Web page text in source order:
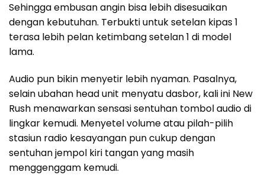
Sehingga embusan angin bisa lebih disesuaikan
dengan kebutuhan. Terbukti untuk setelan kipas 1
terasa lebih pelan ketimbang setelan 1 di model
lama.
Audio pun bikin menyetir lebih nyaman. Pasalnya,
selain ubahan head unit menyatu dasbor, kali ini New
Rush menawarkan sensasi sentuhan tombol audio di
lingkar kemudi. Menyetel volume atau pilah-pilih
stasiun radio kesayangan pun cukup dengan
sentuhan jempol kiri tangan yang masih
menggenggam kemudi.